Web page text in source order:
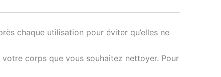
chaque utilisation pour éviter qu’elles ne
corps que vous souhaitez nettoyer. Pour